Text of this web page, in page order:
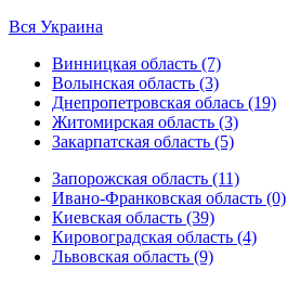
Вся Украина
Винницкая область (7)
Волынская область (3)
Днепропетровская облась (19)
Житомирская область (3)
Закарпатская область (5)
Запорожская область (11)
Ивано-Франковская область (0)
Киевская область (39)
Кировоградская область (4)
Львовская область (9)